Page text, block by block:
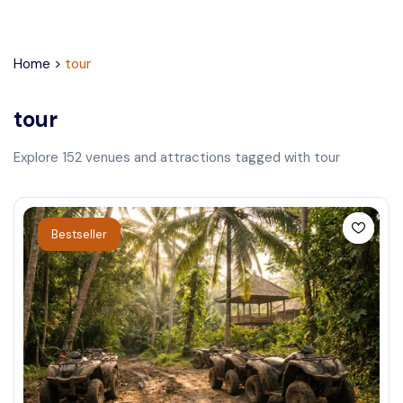
Home > tour
tour
Explore 152 venues and attractions tagged with tour
Bestseller